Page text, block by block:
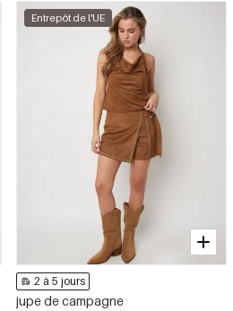
Entrepôt de l'UE
2 à 5 jours
jupe de campagne